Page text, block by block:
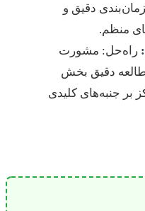
دقیق و
منظم.
راه‌حل: مشورت
دقیق بخش
بر جنبه‌های کلیدی